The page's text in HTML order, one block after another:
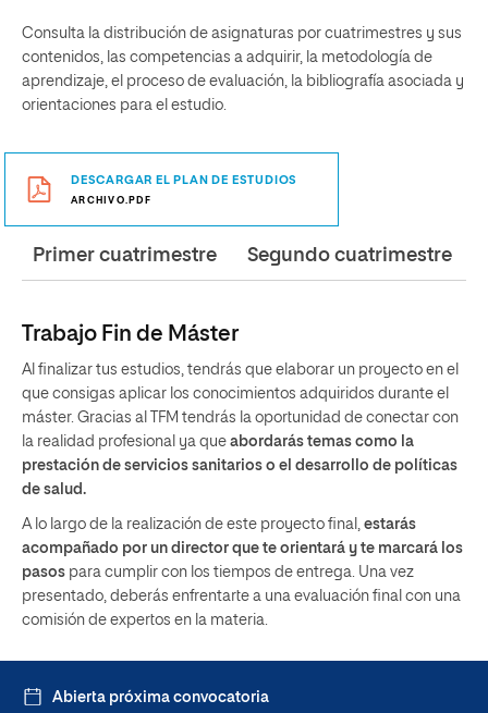
Consulta la distribución de asignaturas por cuatrimestres y sus
contenidos, las competencias a adquirir, la metodología de
aprendizaje, el proceso de evaluación, la bibliografía asociada y
orientaciones para el estudio.
DESCARGAR EL PLAN DE ESTUDIOS
ARCHIVO.PDF
Primer cuatrimestre Segundo cuatrimestre
Trabajo Fin de Máster
Al finalizar tus estudios, tendrás que elaborar un proyecto en el
que consigas aplicar los conocimientos adquiridos durante el
máster. Gracias al TFM tendrás la oportunidad de conectar con
la realidad profesional ya que abordarás temas como la
prestación de servicios sanitarios o el desarrollo de políticas
de salud.
A lo largo de la realización de este proyecto final, estarás
acompañado por un director que te orientará y te marcará los
pasos para cumplir con los tiempos de entrega. Una vez
presentado, deberás enfrentarte a una evaluación final con una
comisión de expertos en la materia.
Abierta próxima convocatoria